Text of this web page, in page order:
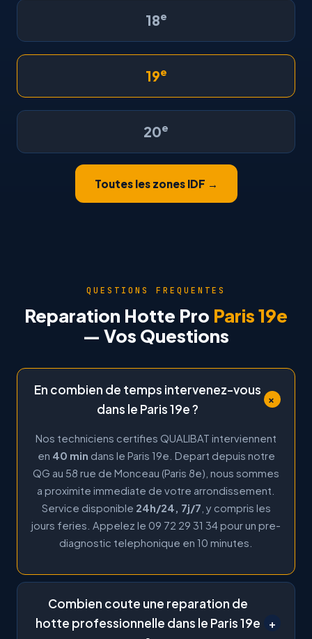
18e
19e
20e
Toutes les zones IDF →
QUESTIONS FREQUENTES
Reparation Hotte Pro Paris 19e
— Vos Questions
En combien de temps intervenez-vous
dans le Paris 19e ?
+
Nos techniciens certifies QUALIBAT interviennent
en 40 min dans le Paris 19e. Depart depuis notre
QG au 58 rue de Monceau (Paris 8e), nous sommes
a proximite immediate de votre arrondissement.
Service disponible 24h/24, 7j/7 , y compris les
jours feries. Appelez le 09 72 29 31 34 pour un pre-
diagnostic telephonique en 10 minutes.
Combien coute une reparation de
hotte professionnelle dans le Paris 19e
+